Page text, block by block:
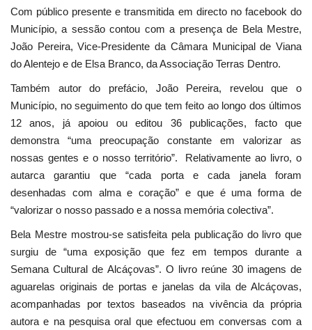
Com público presente e transmitida em directo no facebook do
Município, a sessão contou com a presença de Bela Mestre,
João Pereira, Vice-Presidente da Câmara Municipal de Viana
do Alentejo e de Elsa Branco, da Associação Terras Dentro.
Também autor do prefácio, João Pereira, revelou que o
Município, no seguimento do que tem feito ao longo dos últimos
12 anos, já apoiou ou editou 36 publicações, facto que
demonstra “uma preocupação constante em valorizar as
nossas gentes e o nosso território”. Relativamente ao livro, o
autarca garantiu que “cada porta e cada janela foram
desenhadas com alma e coração” e que é uma forma de
“valorizar o nosso passado e a nossa memória colectiva”.
Bela Mestre mostrou-se satisfeita pela publicação do livro que
surgiu de “uma exposição que fez em tempos durante a
Semana Cultural de Alcáçovas”. O livro reúne 30 imagens de
aguarelas originais de portas e janelas da vila de Alcáçovas,
acompanhadas por textos baseados na vivência da própria
autora e na pesquisa oral que efectuou em conversas com a